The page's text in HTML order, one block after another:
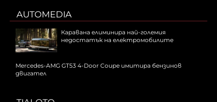
AUTOMEDIA
Каравана елиминира най-големия
недостатък на електромобилите
Mercedes-AMG GT53 4-Door Coupe имитира бензинов
двигател